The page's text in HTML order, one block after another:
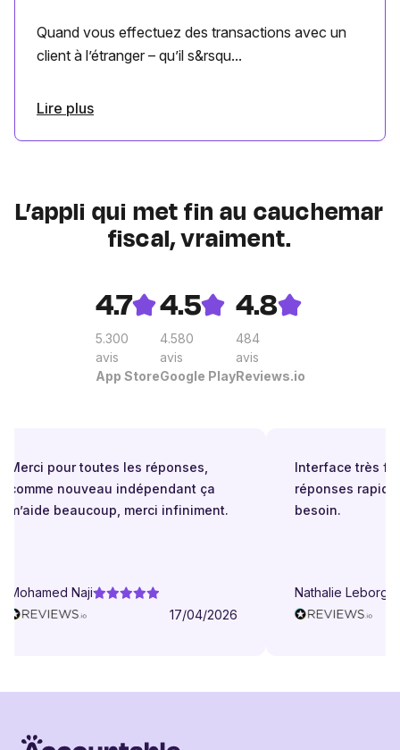
Quand vous effectuez des transactions avec un
client à l’étranger – qu’il s&rsqu...
Lire plus
L’appli qui met fin au cauchemar
fiscal, vraiment.
4.7
5.300
avis
App Store
4.5
4.580
avis
Google Play
4.8
484
avis
Reviews.io
Merci pour toutes les réponses,
comme nouveau indépendant ça
m’aide beaucoup, merci infiniment.
Mohamed Naji
17/04/2026
Interface très
réponses
besoin.
Nathalie Leborgne